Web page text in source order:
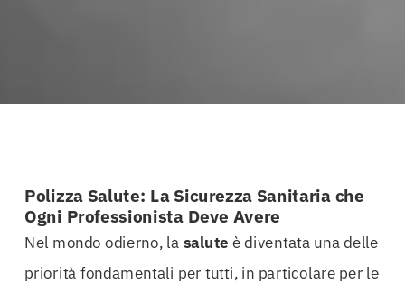
Polizza Salute: La Sicurezza Sanitaria che
Ogni Professionista Deve Avere
Nel mondo odierno, la salute è diventata una delle
priorità fondamentali per tutti, in particolare per le